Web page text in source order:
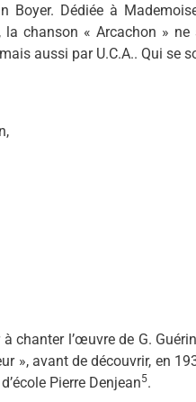
Dédiée à
chanson « Arcachon »
aussi par U.C.A.. Qui se
chanter l’œuvre de G.
», avant de découvrir, en
Pierre Denjean5.